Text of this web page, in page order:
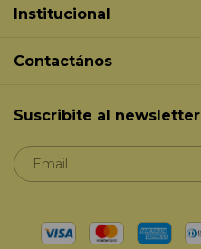
Institucional
Contactános
Suscribite al newsletter